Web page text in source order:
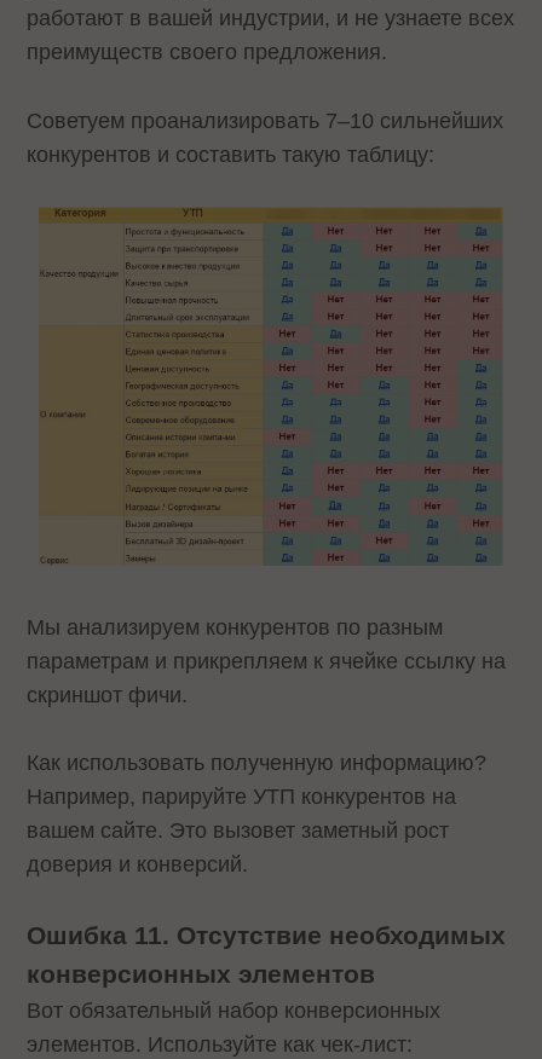
работают в вашей индустрии, и не узнаете всех
преимуществ своего предложения.
Советуем проанализировать 7–10 сильнейших
конкурентов и составить такую таблицу:
Мы анализируем конкурентов по разным
параметрам и прикрепляем к ячейке ссылку на
скриншот фичи.
Как использовать полученную информацию?
Например, парируйте УТП конкурентов на
вашем сайте. Это вызовет заметный рост
доверия и конверсий.
Ошибка 11. Отсутствие необходимых
конверсионных элементов
Вот обязательный набор конверсионных
элементов. Используйте как чек-лист: